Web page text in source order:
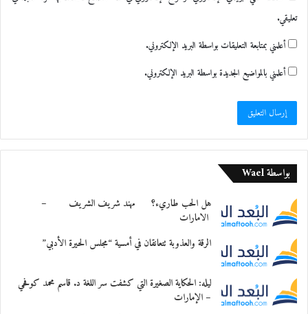
تعليقي.
أعلمني بمتابعة التعليقات بواسطة البريد الإلكتروني.
أعلمني بالمواضيع الجديدة بواسطة البريد الإلكتروني.
بواسطة Wael
هل الحب طاريء؟ مهند شريف الشريف –
الامارات
الرقة والعذوبة تتعانقان في أمسية “مجلس الحيرة الأدبي”
ليله: الحكاية الصغيرة التي كشفت سر اللغة د. قاسم محمد كوفحي
– الإمارات